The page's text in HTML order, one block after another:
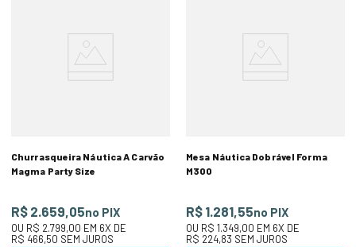
Churrasqueira Náutica A Carvão
Magma Party Size
R$ 2.659,05no PIX
OU R$ 2.799,00 EM 6X DE
R$ 466,50 SEM JUROS
Mesa Náutica Dobrável Forma
M300
R$ 1.281,55no PIX
OU R$ 1.349,00 EM 6X DE
R$ 224,83 SEM JUROS